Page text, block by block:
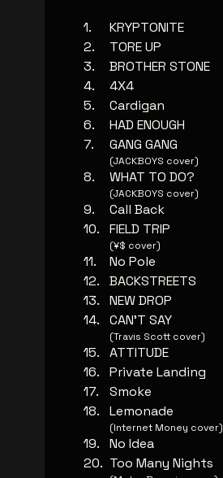
KRYPTONITE
TORE UP
BROTHER STONE
4X4
Cardigan
HAD ENOUGH
GANG GANG
(JACKBOYS cover)
WHAT TO DO?
(JACKBOYS cover)
Call Back
FIELD TRIP
(¥$ cover)
No Pole
BACKSTREETS
NEW DROP
CAN'T SAY
(Travis Scott cover)
ATTITUDE
Private Landing
Smoke
Lemonade
(Internet Money cover)
No Idea
Too Many Nights